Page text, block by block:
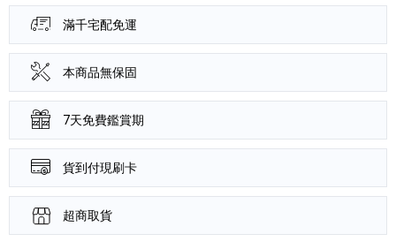
滿千宅配免運
本商品無保固
7天免費鑑賞期
貨到付現刷卡
超商取貨